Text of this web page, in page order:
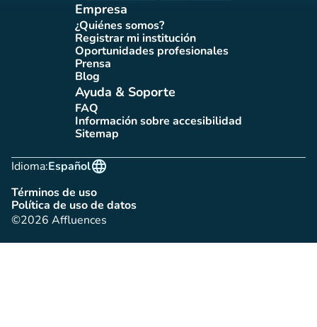
Empresa
¿Quiénes somos?
(nueva pestaña)
Registrar mi institución
(nueva pestaña)
Oportunidades profesionales
(nueva pestaña)
Prensa(nueva pestaña)
Blog(nueva pestaña)
Ayuda & Soporte
FAQ(nueva pestaña)
Información sobre accesibilidad
(nueva pestaña)
Sitemap(nueva pestaña)
Idioma:
language
Español
Términos de uso
(nueva pestaña)
Política de uso de datos
(nueva pestaña)
©2026 Affluences